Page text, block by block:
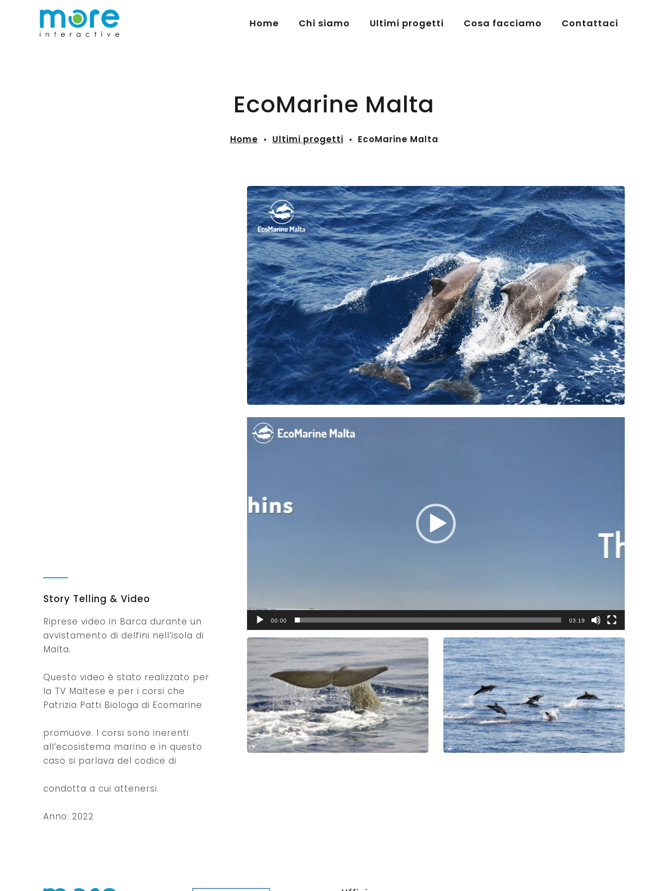
Home Chi siamo Ultimi progetti Cosa facciamo Contattaci
EcoMarine Malta
Home Ultimi progetti EcoMarine Malta
Story Telling & Video
Riprese video in Barca durante un
avvistamento di delfini nell’isola di
Malta.
Questo video è stato realizzato per
la TV Maltese e per i corsi che
Patrizia Patti Biologa di Ecomarine
promuove. I corsi sono inerenti
all’ecosistema marino e in questo
caso si parlava del codice di
condotta a cui attenersi.
Anno: 2022
Video
Player
00:00 03:19